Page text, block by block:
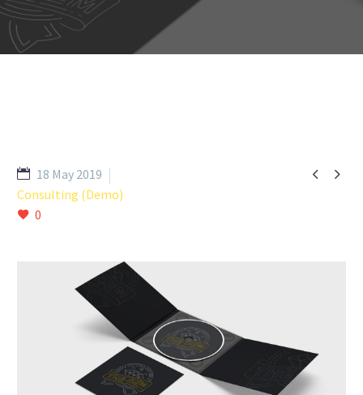
 
18 May 2019
Consulting (Demo)
0